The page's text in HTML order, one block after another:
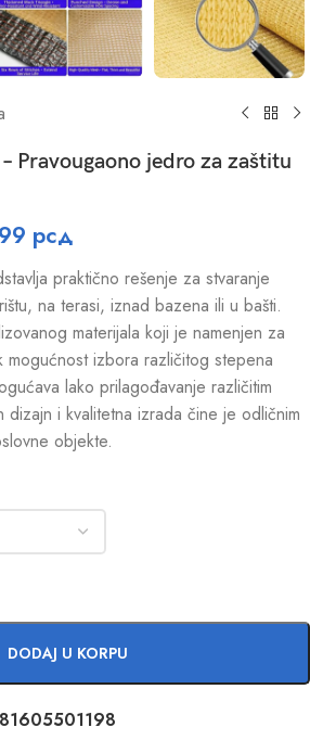
Pravougaono jedro za zaštitu
рсд
praktično rešenje za stvaranje
na terasi, iznad bazena ili u bašti.
materijala koji je namenjen za
izbora različitog stepena
lako prilagođavanje različitim
dizajn i kvalitetna izrada čine je odličnim
objekte.
DODAJ U KORPU